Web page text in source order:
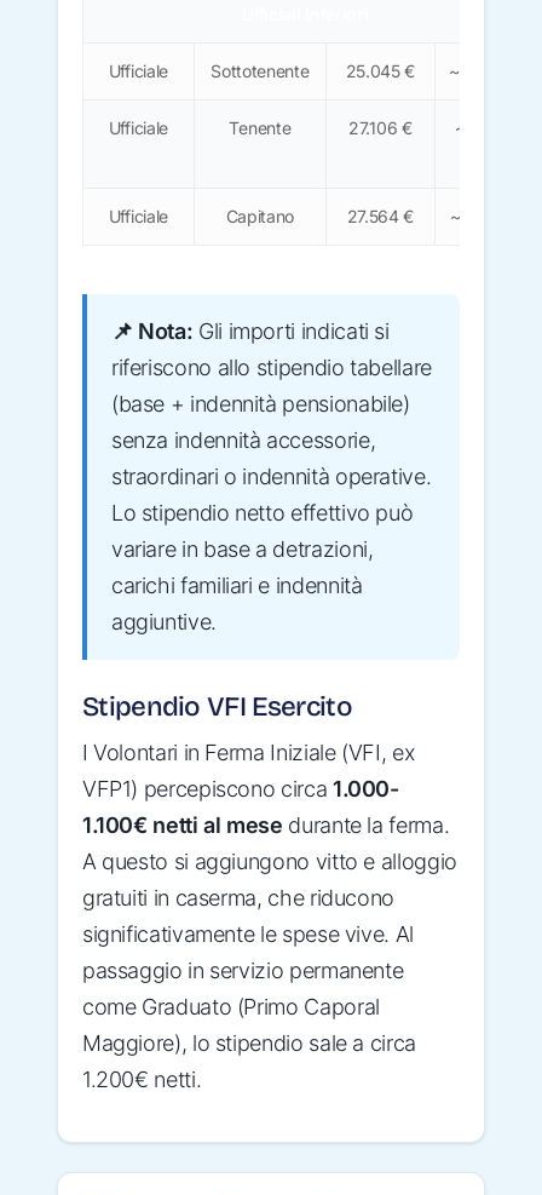
Ufficiale Sottotenente 25.045 € ~1.555 €
Ufficiale Tenente 27.106 €
~1.680
Ufficiale Capitano 27.564 € ~1.710 €
📌 Nota: Gli importi indicati si
riferiscono allo stipendio tabellare
(base + indennità pensionabile)
senza indennità accessorie,
straordinari o indennità operative.
Lo stipendio netto effettivo può
variare in base a detrazioni,
carichi familiari e indennità
aggiuntive.
Stipendio VFI Esercito
I Volontari in Ferma Iniziale (VFI, ex
VFP1) percepiscono circa 1.000-
1.100€ netti al mese durante la ferma.
A questo si aggiungono vitto e alloggio
gratuiti in caserma, che riducono
significativamente le spese vive. Al
passaggio in servizio permanente
come Graduato (Primo Caporal
Maggiore), lo stipendio sale a circa
1.200€ netti.